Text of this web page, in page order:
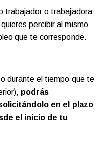
trabajador o trabajadora
percibir al mismo
que te corresponde.
durante el tiempo que te
podrás
en el plazo
el inicio de tu